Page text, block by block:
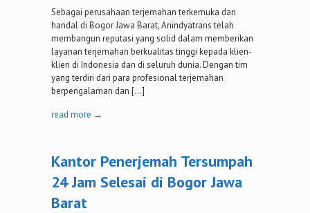
Sebagai perusahaan terjemahan terkemuka dan
handal di Bogor Jawa Barat, Anindyatrans telah
membangun reputasi yang solid dalam memberikan
layanan terjemahan berkualitas tinggi kepada klien-
klien di Indonesia dan di seluruh dunia. Dengan tim
yang terdiri dari para profesional terjemahan
berpengalaman dan […]
read more →
Kantor Penerjemah Tersumpah
24 Jam Selesai di Bogor Jawa
Barat